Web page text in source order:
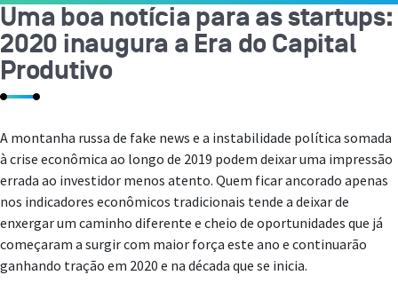
Uma boa notícia para as startups:
2020 inaugura a Era do Capital
Produtivo
A montanha russa de fake news e a instabilidade política somada
à crise econômica ao longo de 2019 podem deixar uma impressão
errada ao investidor menos atento. Quem ficar ancorado apenas
nos indicadores econômicos tradicionais tende a deixar de
enxergar um caminho diferente e cheio de oportunidades que já
começaram a surgir com maior força este ano e continuarão
ganhando tração em 2020 e na década que se inicia.